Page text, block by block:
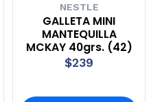
NESTLE
GALLETA MINI
MANTEQUILLA
MCKAY 40grs. (42)
$239